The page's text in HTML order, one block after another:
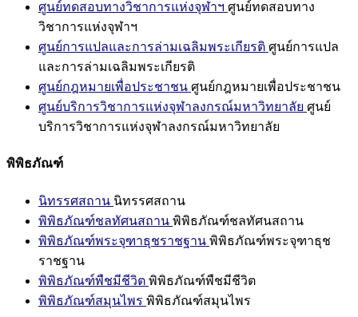
ศูนย์ทดสอบทางวิชาการแห่งจุฬาฯ ศูนย์ทดสอบทาง
วิชาการแห่งจุฬาฯ
ศูนย์การแปลและการล่ามเฉลิมพระเกียรติ ศูนย์การแปล
และการล่ามเฉลิมพระเกียรติ
ศูนย์กฎหมายเพื่อประชาชน ศูนย์กฎหมายเพื่อประชาชน
ศูนย์บริการวิชาการแห่งจุฬาลงกรณ์มหาวิทยาลัย ศูนย์
บริการวิชาการแห่งจุฬาลงกรณ์มหาวิทยาลัย
พิพิธภัณฑ์
นิทรรศสถาน นิทรรศสถาน
พิพิธภัณฑ์ชลทัศนสถาน พิพิธภัณฑ์ชลทัศนสถาน
พิพิธภัณฑ์พระจุฑาธุชราชฐาน พิพิธภัณฑ์พระจุฑาธุช
ราชฐาน
พิพิธภัณฑ์พืชมีชีวิต พิพิธภัณฑ์พืชมีชีวิต
พิพิธภัณฑ์สมุนไพร พิพิธภัณฑ์สมุนไพร